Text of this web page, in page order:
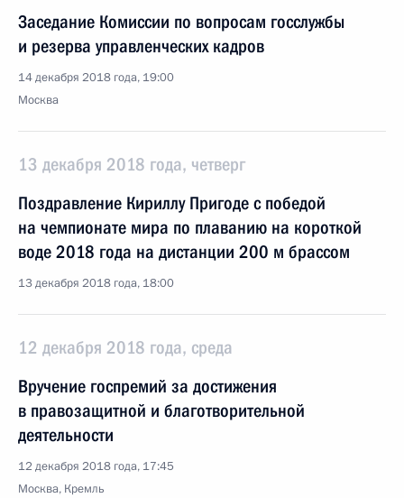
Заседание Комиссии по вопросам госслужбы
и резерва управленческих кадров
14 декабря 2018 года, 19:00
Москва
13 декабря 2018 года, четверг
Поздравление Кириллу Пригоде с победой
на чемпионате мира по плаванию на короткой
воде 2018 года на дистанции 200 м брассом
13 декабря 2018 года, 18:00
12 декабря 2018 года, среда
Вручение госпремий за достижения
в правозащитной и благотворительной
деятельности
12 декабря 2018 года, 17:45
Москва, Кремль